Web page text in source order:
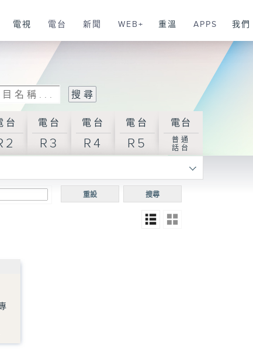
電視 電台 新聞 WEB+ 重溫 APPS 我們
台 電台
R3
電台
R4
電台
R5
電台
普通
話台
搜尋
重設